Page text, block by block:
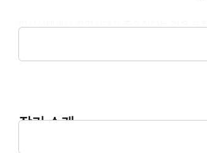
임신상태에서 영양상태가 중요하다는 것은
다. 평소 음식을 통해 여러가지 영양소를 골
작가 소개
(주)팁팁커뮤니케이션 출판사는 독자들의 니